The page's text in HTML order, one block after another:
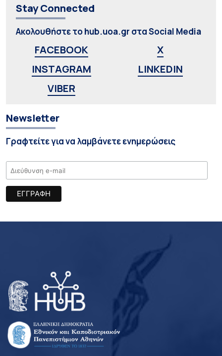
Stay Connected
Ακολουθήστε το hub.uoa.gr στα Social Media
FACEBOOK
X
INSTAGRAM
LINKEDIN
VIBER
Newsletter
Γραφτείτε για να λαμβάνετε ενημερώσεις